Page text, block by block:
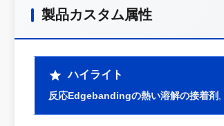
製品カスタム属性
ハイライト
反応Edgebandingの熱い溶解の接着剤